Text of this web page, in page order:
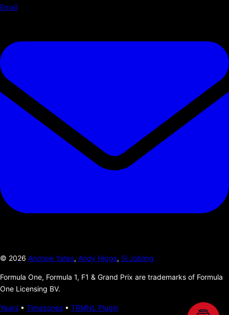
Email
© 2026 Andrew Yates, Andy Higgs, Si Jobling
Formula One, Formula 1, F1 & Grand Prix are trademarks of Formula
One Licensing BV.
Years • Timezones • TRMNL Plugin